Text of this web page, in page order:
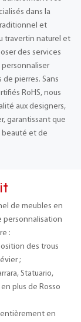
dans la
et
travertin naturel et
des services
pierres. Sans
RoHS, nous
aux designers,
garantissant que
beauté et de
de meubles en
personnalisation
:
des trous
;
Statuario,
plus de Rosso
entièrement en